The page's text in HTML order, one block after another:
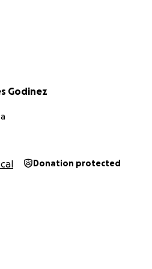
traumatismos innecesarios,
a sus familias que son
Godinez
Donation protected